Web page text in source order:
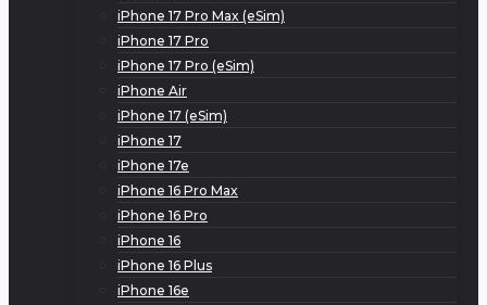
iPhone 17 Pro Max (eSim)
iPhone 17 Pro
iPhone 17 Pro (eSim)
iPhone Air
iPhone 17 (eSim)
iPhone 17
iPhone 17e
iPhone 16 Pro Max
iPhone 16 Pro
iPhone 16
iPhone 16 Plus
iPhone 16e